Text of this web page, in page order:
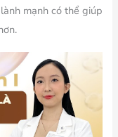
mạnh có thể giúp